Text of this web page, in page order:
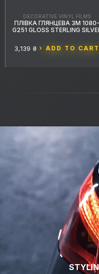
DECORATIVE VINYL FILMS
ПЛІВКА ГЛЯНЦЕВА 3M 1080-
G251 GLOSS STERLING
3,139 ₴ ADD TO CART